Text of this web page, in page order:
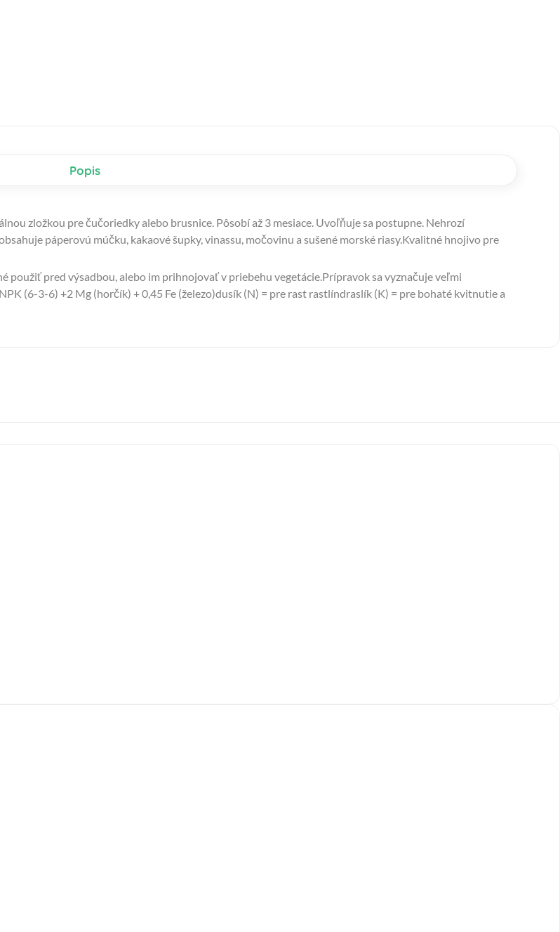
Popis
zložkou pre čučoriedky alebo brusnice. Pôsobí až 3 mesiace. Uvoľňuje sa postupne. Nehrozí
páperovú múčku, kakaové šupky, vinassu, močovinu a sušené morské riasy.Kvalitné hnojivo pre
použiť pred výsadbou, alebo im prihnojovať v priebehu vegetácie.Prípravok sa vyznačuje veľmi
(6-3-6) +2 Mg (horčík) + 0,45 Fe (železo)dusík (N) = pre rast rastlíndraslík (K) = pre bohaté kvitnutie a